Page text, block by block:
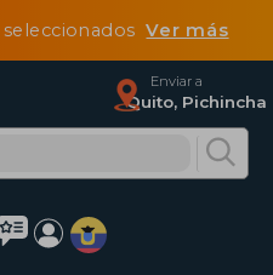
seleccionadosVer más
Enviar a
Quito, Pichincha